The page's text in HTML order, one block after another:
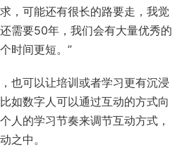
，可能还有很长的路要走，我觉
需要50年，我们会有大量优秀的
时间更短。”
也可以让培训或者学习更有沉浸
如数字人可以通过互动的方式向
人的学习节奏来调节互动方式，
之中。